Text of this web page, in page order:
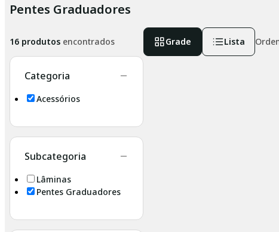
Pentes Graduadores
16 produtos encontrados Grade Lista
Categoria
Acessórios
Subcategoria
Lâminas
Pentes Graduadores